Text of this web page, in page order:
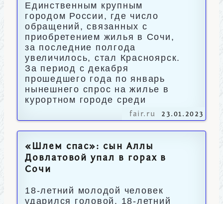
Единственным крупным
городом России, где число
обращений, связанных с
приобретением жилья в Сочи,
за последние полгода
увеличилось, стал Красноярск.
За период с декабря
прошедшего года по январь
нынешнего спрос на жилье в
курортном городе среди
fair.ru 23.01.2023
«Шлем спас»: сын Аллы
Довлатовой упал в горах в
Сочи
18-летний молодой человек
ударился головой. 18-летний